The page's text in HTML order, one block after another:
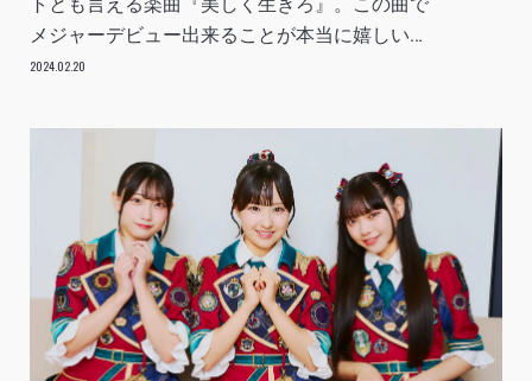
トとも言える楽曲『美しく生きろ』。この曲で
メジャーデビュー出来ることが本当に嬉しい」
INTERVIEW
2024.02.20